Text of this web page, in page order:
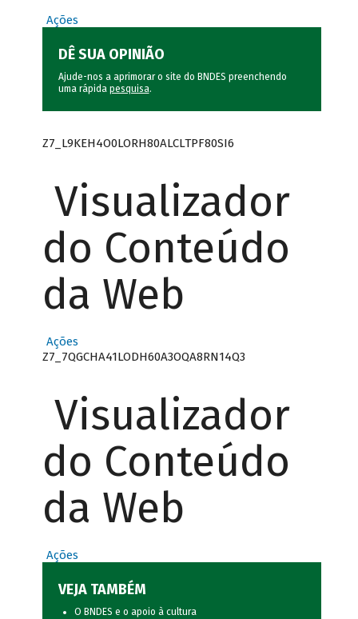
Ações
DÊ SUA OPINIÃO
Ajude-nos a aprimorar o site do BNDES preenchendo
uma rápida pesquisa.
Z7_L9KEH4O0LORH80ALCLTPF80SI6
Visualizador
do Conteúdo
da Web
Ações
Z7_7QGCHA41LODH60A3OQA8RN14Q3
Visualizador
do Conteúdo
da Web
Ações
VEJA TAMBÉM
O BNDES e o apoio à cultura